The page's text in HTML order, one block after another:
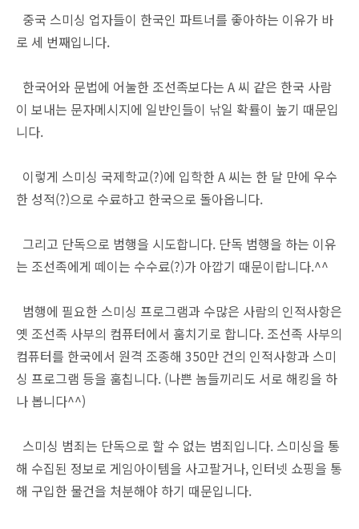
중국 스미싱 업자들이 한국인 파트너를 좋아하는 이유가 바
로 세 번째입니다.
한국어와 문법에 어눌한 조선족보다는 A 씨 같은 한국 사람
이 보내는 문자메시지에 일반인들이 낚일 확률이 높기 때문입
니다.
이렇게 스미싱 국제학교(?)에 입학한 A 씨는 한 달 만에 우수
한 성적(?)으로 수료하고 한국으로 돌아옵니다.
그리고 단독으로 범행을 시도합니다. 단독 범행을 하는 이유
는 조선족에게 떼이는 수수료(?)가 아깝기 때문이랍니다.^^
범행에 필요한 스미싱 프로그램과 수많은 사람의 인적사항은
옛 조선족 사부의 컴퓨터에서 훔치기로 합니다. 조선족 사부의
컴퓨터를 한국에서 원격 조종해 350만 건의 인적사항과 스미
싱 프로그램 등을 훔칩니다. (나쁜 놈들끼리도 서로 해킹을 하
나 봅니다^^)
스미싱 범죄는 단독으로 할 수 없는 범죄입니다. 스미싱을 통
해 수집된 정보로 게임아이템을 사고팔거나, 인터넷 쇼핑을 통
해 구입한 물건을 처분해야 하기 때문입니다.